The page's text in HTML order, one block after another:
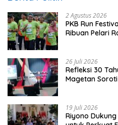
2 Agustus 2026
PKB Run
Ribuan Pelari
26 Juli 2026
Refleksi 30
Magetan
19 Juli 2026
Riyono